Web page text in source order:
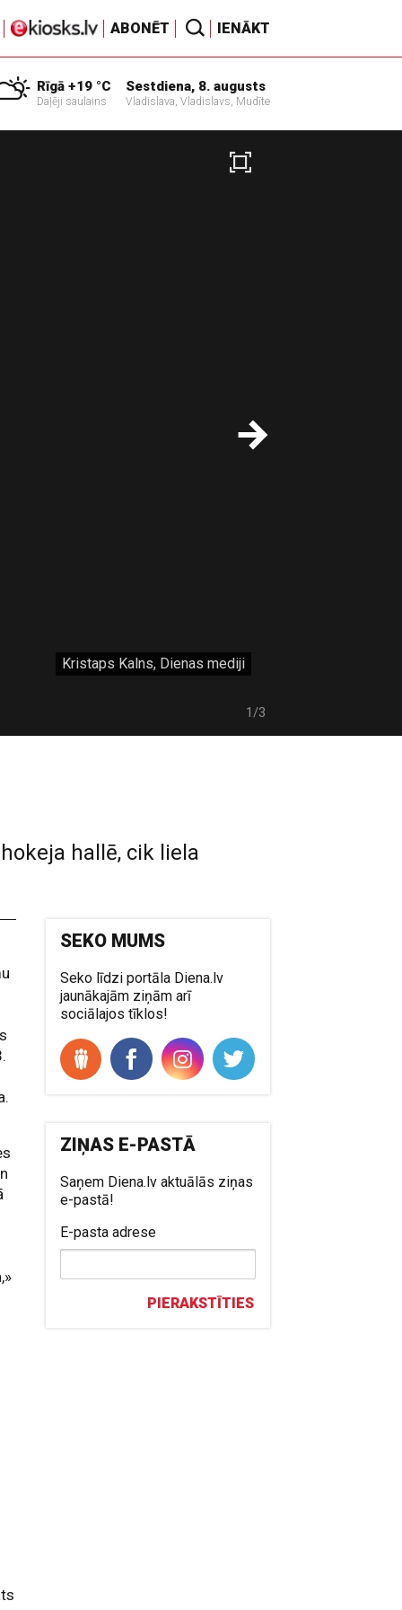
ABONĒT IENĀKT
Rīgā +19 °C
Daļēji saulains
Sestdiena, 8. augusts
Vladislava, Vladislavs, Mudīte
Kristaps Kalns, Dienas mediji
1/3
hallē, cik liela
SEKO MUMS
Seko līdzi portāla Diena.lv
jaunākajām ziņām arī
sociālajos tīklos!
ZIŅAS E-PASTĀ
Saņem Diena.lv aktuālās ziņas
e-pastā!
E-pasta adrese
PIERAKSTĪTIES